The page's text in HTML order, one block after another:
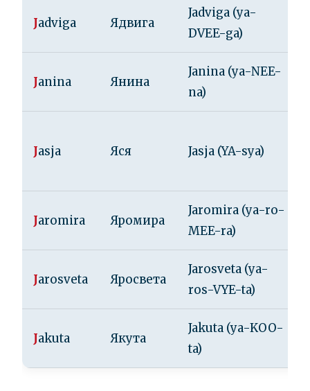
Jadviga Ядвига
Jadviga (ya-
DVEE-ga)
Janina Янина
Janina (ya-NEE-
na)
Jasja Яся Jasja (YA-sya)
Jaromira Яромира
Jaromira (ya-ro-
MEE-ra)
Jarosveta Яросвета
Jarosveta (ya-
ros-VYE-ta)
Jakuta Якута
Jakuta (ya-KOO-
ta)